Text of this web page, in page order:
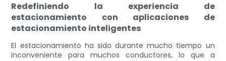
Redefiniendo la experiencia de
estacionamiento con aplicaciones de
estacionamiento inteligentes
El estacionamiento ha sido durante mucho tiempo un
inconveniente para muchos conductores, lo que a